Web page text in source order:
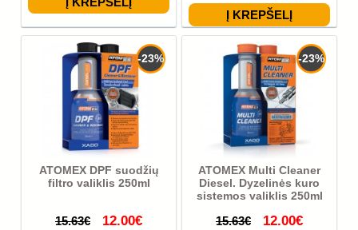
-23%
ATOMEX DPF suodžių
filtro valiklis 250ml
15.63€ 12.00€
-23%
ATOMEX Multi Cleaner
Diesel. Dyzelinės kuro
sistemos valiklis 250ml
15.63€ 12.00€